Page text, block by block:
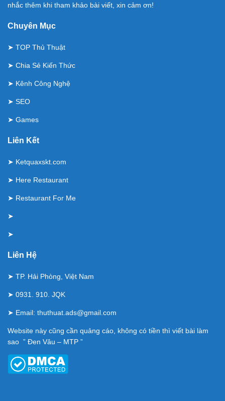
nhắc thêm khi tham khảo bài viết, xin cảm ơn!
Chuyên Mục
➤ TOP Thủ Thuật
➤ Chia Sẻ Kiến Thức
➤ Kênh Công Nghệ
➤ SEO
➤ Games
Liên Kết
➤ Ketquaxskt.com
➤ Here Restaurant
➤ Restaurant For Me
➤
➤
Liên Hệ
➤ TP. Hải Phòng, Việt Nam
➤ 0931. 910. JQK
➤ Email: thuthuat.ads@gmail.com
Website này cũng cần quảng cáo, không có tiền thì viết bài làm
sao ” Đen Vâu – MTP ”